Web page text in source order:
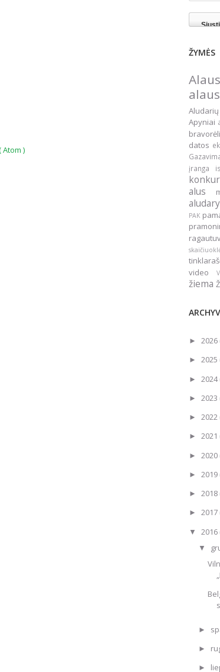
)
ŽYMĖS
Apyniai
datos
įranga
alus
PAK
video
žiema
► 2026
► 2025
► 2024
► 2023
► 2022
► 2021
► 2020
► 2019
► 2018
► 2017
▼ 2016
▼
►
►
►